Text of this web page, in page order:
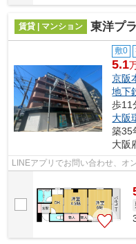
賃貸 | マンション 東洋プ
敷0
5.1
京阪
地下
歩11
大阪
築35
大阪
LINEアプリでお問い合わせ、オ